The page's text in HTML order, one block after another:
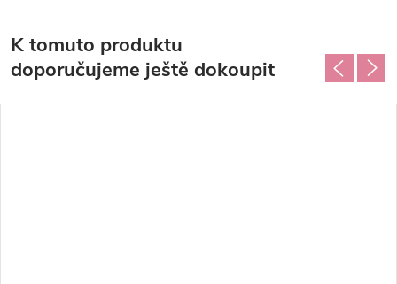
K tomuto produktu
doporučujeme ještě dokoupit